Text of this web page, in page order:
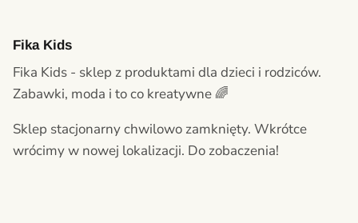
Fika Kids
Fika Kids - sklep z produktami dla dzieci i rodziców.
Zabawki, moda i to co kreatywne 🌈
Sklep stacjonarny chwilowo zamknięty. Wkrótce
wrócimy w nowej lokalizacji. Do zobaczenia!